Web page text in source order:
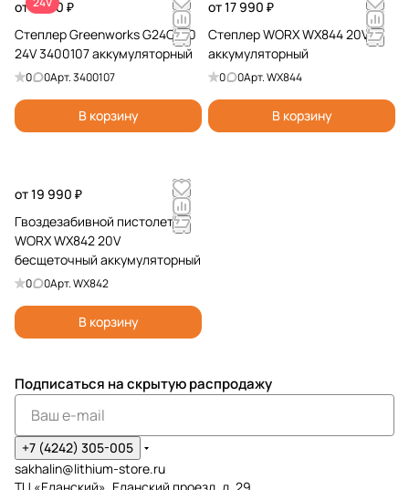
от 7 490 ₽
Степлер Greenworks G24CS10
24V 3400107 аккумуляторный
0 0Арт.3400107
В корзину
от 17 990 ₽
Степлер WORX WX844 20V
аккумуляторный
0 0Арт.WX844
В корзину
от 19 990 ₽
Гвоздезабивной пистолет
WORX WX842 20V
бесщеточный аккумуляторный
0 0Арт.WX842
В корзину
Подписаться на скрытую распродажу
+7 (4242) 305-005
sakhalin@lithium-store.ru